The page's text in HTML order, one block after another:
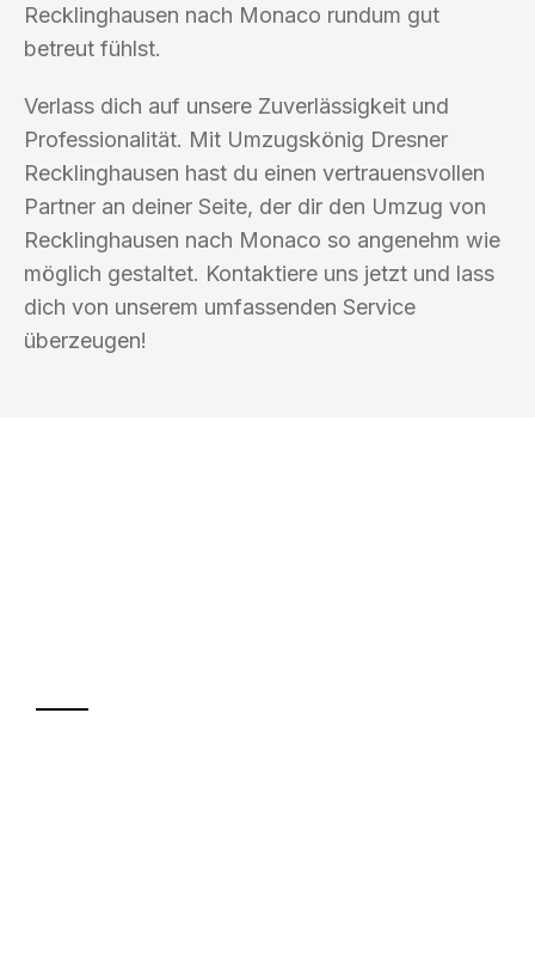
Recklinghausen nach Monaco rundum gut
betreut fühlst.
Verlass dich auf unsere Zuverlässigkeit und
Professionalität. Mit Umzugskönig Dresner
Recklinghausen hast du einen vertrauensvollen
Partner an deiner Seite, der dir den Umzug von
Recklinghausen nach Monaco so angenehm wie
möglich gestaltet. Kontaktiere uns jetzt und lass
dich von unserem umfassenden Service
überzeugen!